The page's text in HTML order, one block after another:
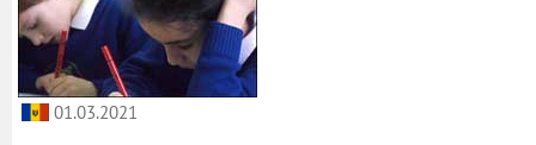
01.03.2021